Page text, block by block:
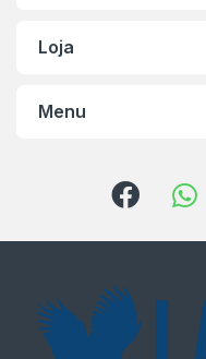
Loja
Menu